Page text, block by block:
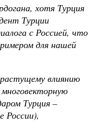
хотя Турция
Турции
с Россией, что
для нашей
влиянию
Турция –
России),